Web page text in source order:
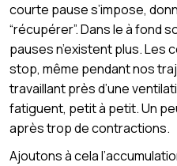
courte pause s’impose,
“récupérer”. Dans le à fond
pauses n’existent plus. Les
stop, même pendant nos
travaillant près d’une
fatiguent, petit à petit. Un
après trop de contractions.
Ajoutons à cela